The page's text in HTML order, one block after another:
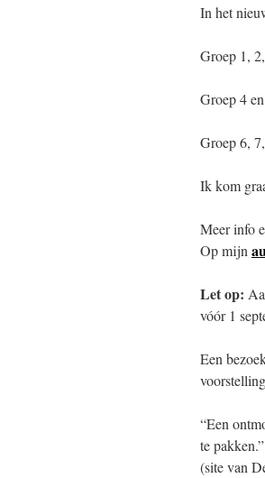
In het
Groep 1,
Groep 4
Groep 6,
Ik kom
Meer info
Op mijn
Let op:
vóór 1
Een
“Een
te pakken.”
(site van